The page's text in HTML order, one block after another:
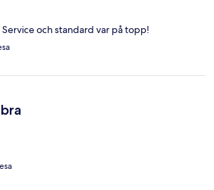
och standard var på topp!